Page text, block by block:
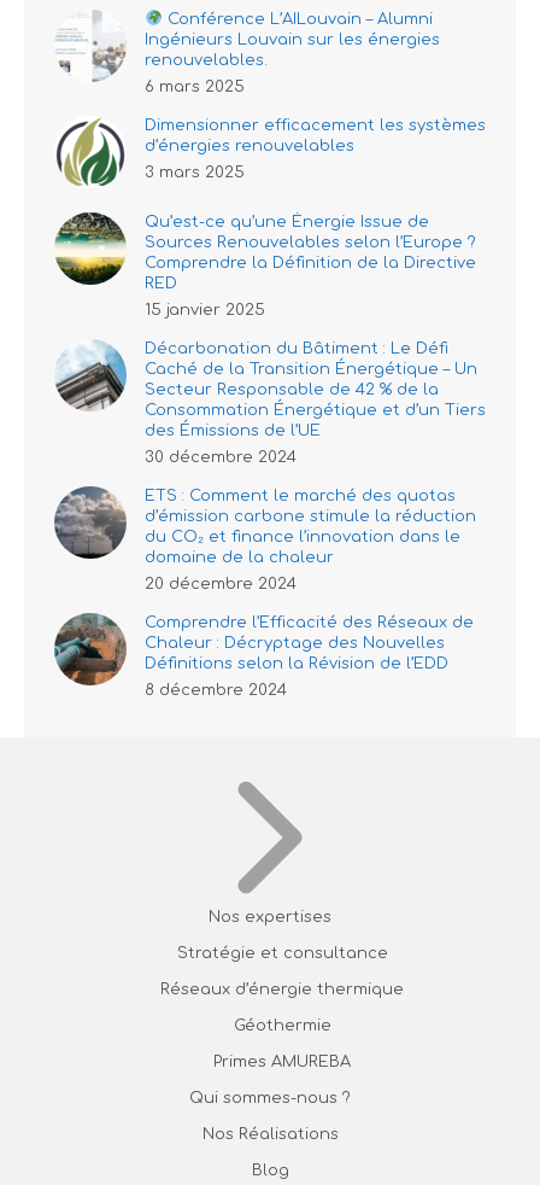
Conférence L’AILouvain – Alumni
Ingénieurs Louvain sur les énergies
renouvelables.
6 mars 2025
Dimensionner efficacement les systèmes
d’énergies renouvelables
3 mars 2025
Qu’est-ce qu’une Énergie Issue de
Sources Renouvelables selon l’Europe ?
Comprendre la Définition de la Directive
RED
15 janvier 2025
Décarbonation du Bâtiment : Le Défi
Caché de la Transition Énergétique – Un
Secteur Responsable de 42 % de la
Consommation Énergétique et d’un Tiers
des Émissions de l’UE
30 décembre 2024
ETS : Comment le marché des quotas
d’émission carbone stimule la réduction
du CO₂ et finance l’innovation dans le
domaine de la chaleur
20 décembre 2024
Comprendre l’Efficacité des Réseaux de
Chaleur : Décryptage des Nouvelles
Définitions selon la Révision de l’EDD
8 décembre 2024
Nos expertises
Stratégie et consultance
Réseaux d’énergie thermique
Géothermie
Primes AMUREBA
Qui sommes-nous ?
Nos Réalisations
Blog